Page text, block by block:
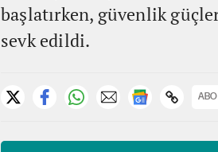
başlatırken, güvenlik
sevk edildi.